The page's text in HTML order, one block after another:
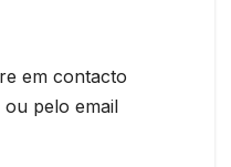
em contacto
pelo email